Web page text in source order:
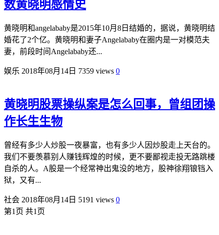
数黄晓明感情史
黄晓明和angelababy是2015年10月8日结婚的，据说，黄晓明结
婚花了2个亿。黄晓明和妻子Angelababy在圈内是一对模范夫
妻，前段时间Angelababy还...
娱乐 2018年08月14日 7359 views 0
黄晓明股票操纵案是怎么回事，曾组团操
作长生生物
曾经有多少人炒股一夜暴富，也有多少人因炒股走上天台的。
我们不要羡慕别人赚钱辉煌的时候，更不要鄙视走投无路跳楼
自杀的人。A股是一个经常神出鬼没的地方，股神徐翔锒铛入
狱，又有...
社会 2018年08月14日 5191 views 0
第1页 共1页